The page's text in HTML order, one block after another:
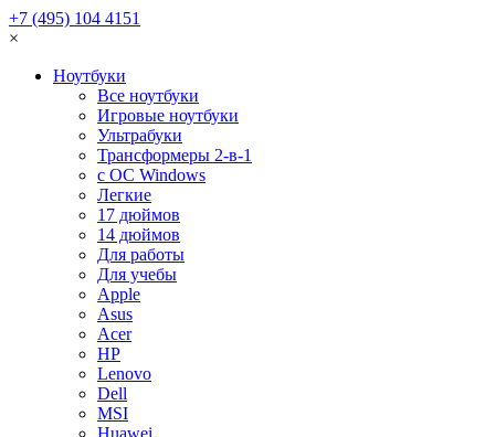
+7 (495) 104 4151
×
Ноутбуки
Все ноутбуки
Игровые ноутбуки
Ультрабуки
Трансформеры 2-в-1
с ОС Windows
Легкие
17 дюймов
14 дюймов
Для работы
Для учебы
Apple
Asus
Acer
HP
Lenovo
Dell
MSI
Huawei